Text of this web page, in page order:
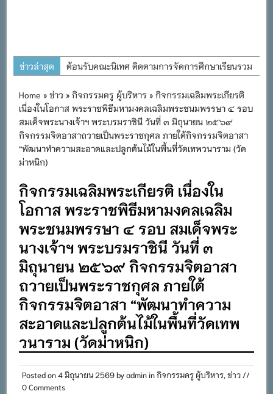
ข่าวล่าสุด
ต้อนรับคณะนิเทศ ติดตามการจัดการศึกษาเรียนรวม
การอบรมการจัดทำแผนพัฒนาการจัดการศึกษาและ
แผนปฏิบัติการประจำปีของโรงเรียนในสังกัด
สำนักงานเขตพื้นที่การศึกษาประถมศึกษาภูเก็ต
พิธีถวายเครื่องราชสักการะ วางพานพุ่ม และจุด
พระชนมพรรษา พระบาทสมเด็จพระเจ้าอยู่หัว ๒๘
กรกฎาคม ๒๕๖๙
กิจกรรมถวายเทียนพรรษา สืบสานพระพุทธศาสนา
เนื่องในวันอาสาฬหบูชาและวันเข้าพรรษา
กิจกรรม SAFETY FOR KIDS เสริมสร้างวินัยและ
ความปลอดภัยในการใช้รถใช้ถนน
Home »ข่าว »กิจกรรมครู ผู้บริหาร » กิจกรรมเฉลิมพระเกียรติ
เนื่องในโอกาส พระราชพิธีมหามงคลเฉลิมพระชนมพรรษา ๔ รอบ
สมเด็จพระนางเจ้าฯ พระบรมราชินี วันที่ ๓ มิถุนายน ๒๕๖๙
กิจกรรมจิตอาสาถวายเป็นพระราชกุศล ภายใต้กิจกรรมจิตอาสา
“พัฒนาทำความสะอาดและปลูกต้นไม้ในพื้นที่วัดเทพวนาราม (วัด
ม่าหนิก)
กิจกรรมเฉลิมพระเกียรติ เนื่องใน
โอกาส พระราชพิธีมหามงคลเฉลิม
พระชนมพรรษา ๔ รอบ สมเด็จพระ
นางเจ้าฯ พระบรมราชินี วันที่ ๓
มิถุนายน ๒๕๖๙ กิจกรรมจิตอาสา
ถวายเป็นพระราชกุศล ภายใต้
กิจกรรมจิตอาสา “พัฒนาทำความ
สะอาดและปลูกต้นไม้ในพื้นที่วัดเทพ
วนาราม (วัดม่าหนิก)
Posted on4 มิถุนายน 2569byadmininกิจกรรมครู ผู้บริหาร,ข่าว //
0 Comments